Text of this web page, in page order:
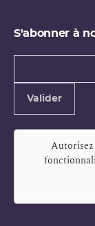
S'abonner à
Types de
Valider